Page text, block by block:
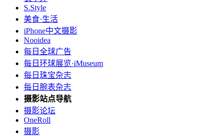
S.Style
美食·生活
iPhone中文摄影
Nooidea
每日全球广告
每日环球展览·iMuseum
每日珠宝杂志
每日腕表杂志
摄影站点导航
摄影论坛
OneRoll
摄影